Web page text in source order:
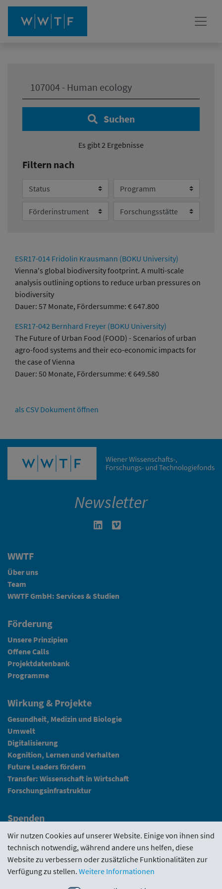
Suchen
Es gibt 2 Ergebnisse
Filtern nach
Status Programm
Förderinstrument Forschungsstätte
ESR17-014 Fridolin Krausmann (BOKU University)
Vienna's global biodiversity footprint. A multi-scale
analysis outlining options to reduce urban pressures on
biodiversity
Dauer: 57 Monate, Fördersumme: € 647.800
ESR17-042 Bernhard Freyer (BOKU University)
The Future of Urban Food (FOOD) - Scenarios of urban
agro-food systems and their eco-economic impacts for
the case of Vienna
Dauer: 50 Monate, Fördersumme: € 649.580
als CSV Dokument öffnen
Newsletter
Linkedin in neuem Fenster öffnen
WWTF
Über uns
Team
WWTF GmbH: Services & Studien
Förderung
Unsere Prinzipien
Offene Calls
Projektdatenbank
Programme
Wirkung & Projekte
Gesundheit, Medizin und Biologie
Umwelt
Digitalisierung
Kognition, Lernen und Verhalten
Future Leaders fördern
Transfer: Wissenschaft in Wirtschaft
Forschungsinfrastruktur
Spenden
Fundraising
News
Intranet
Wir nutzen Cookies auf unserer Website. Einige von ihnen sind
technisch notwendig, während andere uns helfen, diese
Website zu verbessern oder zusätzliche Funktionalitäten zur
Verfügung zu stellen. Weitere Informationen